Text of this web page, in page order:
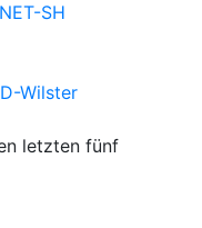
SH
Wilster
letzten fünf